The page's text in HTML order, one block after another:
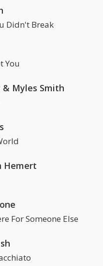
Didn't Break
You
& Myles Smith
Hemert
For Someone Else